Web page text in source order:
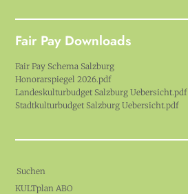
Suchen
KULTplan ABO
Fair Pay Downloads
Fair Pay Schema Salzburg
Honorarspiegel 2026.pdf
Landeskulturbudget Salzburg Uebersicht.pdf
Stadtkulturbudget Salzburg Uebersicht.pdf